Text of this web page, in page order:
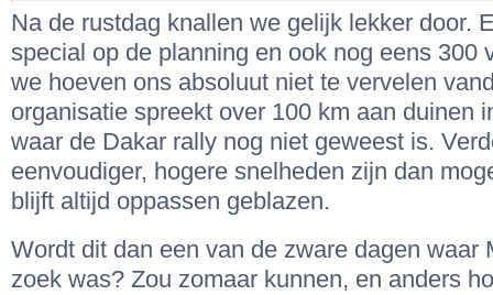
Na de rustdag knallen we gelijk lekker door.
special op de planning en ook nog eens 300
we hoeven ons absoluut niet te vervelen
organisatie spreekt over 100 km aan duinen
waar de Dakar rally nog niet geweest is.
eenvoudiger, hogere snelheden zijn dan
blijft altijd oppassen geblazen.
Wordt dit dan een van de zware dagen waar
zoek was? Zou zomaar kunnen, en anders